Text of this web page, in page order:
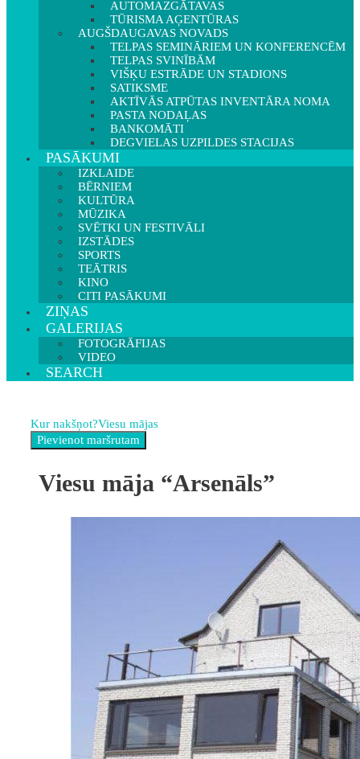
AUTOMAZGĀTAVAS
TŪRISMA AĢENTŪRAS
AUGŠDAUGAVAS NOVADS
TELPAS SEMINĀRIEM UN KONFERENCĒM
TELPAS SVINĪBĀM
VIŠĶU ESTRĀDE UN STADIONS
SATIKSME
AKTĪVĀS ATPŪTAS INVENTĀRA NOMA
PASTA NODAĻAS
BANKOMĀTI
DEGVIELAS UZPILDES STACIJAS
PASĀKUMI
IZKLAIDE
BĒRNIEM
KULTŪRA
MŪZIKA
SVĒTKI UN FESTIVĀLI
IZSTĀDES
SPORTS
TEĀTRIS
KINO
CITI PASĀKUMI
ZIŅAS
GALERIJAS
FOTOGRĀFIJAS
VIDEO
SEARCH
Kur nakšņot?Viesu mājas
Viesu māja “Arsenāls”